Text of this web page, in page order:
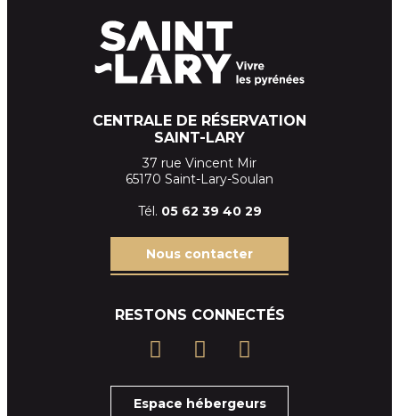
CENTRALE DE RÉSERVATION
SAINT-LARY
37 rue Vincent Mir
65170 Saint-Lary-Soulan
Tél. 05 62 39 40 29
Nous contacter
RESTONS CONNECTÉS
Espace hébergeurs